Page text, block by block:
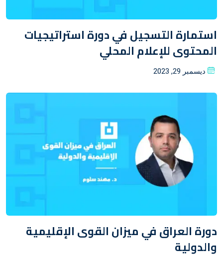
استمارة التسجيل في دورة استراتيجيات
المحتوى للإعلام المحلي
Posted
ديسمبر 29, 2023
دورة العراق في ميزان القوى الإقليمية
والدولية